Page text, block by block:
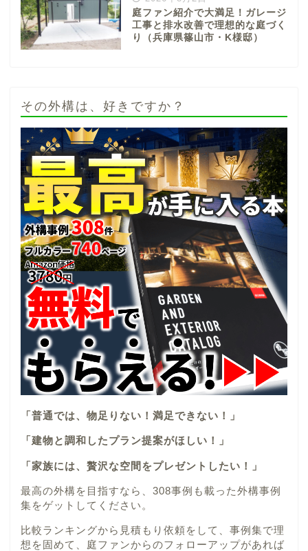
庭ファン紹介で大満足！ガレージ
工事と排水改善で理想的な庭づく
り（兵庫県篠山市・K様邸）
その外構は、好きですか？
「普通では、物足りない！満足できない！」
「建物と調和したプラン提案がほしい！」
「家族には、贅沢な空間をプレゼントしたい！」
最高の外構を目指すなら、308事例も載った外構事例
集をゲットしてください。
比較ランキングから見積もり依頼をして、事例集で理
想を固めて、庭ファンからのフォローアップがあれば